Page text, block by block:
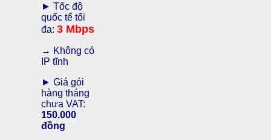
► Tốc độ
quốc tế tối
đa: 3 Mbps
→ Không có
IP tĩnh
► Giá gói
hàng tháng
chưa VAT:
150.000
đồng